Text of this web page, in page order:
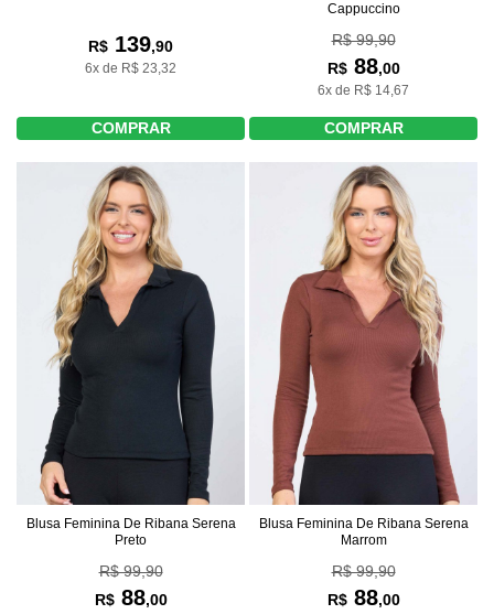
R$ 139,90
6x de R$ 23,32
COMPRAR
Cappuccino
R$ 99,90
R$88,00
6x de R$ 14,67
COMPRAR
Blusa Feminina De Ribana Serena
Preto
R$ 99,90
R$88,00
Blusa Feminina De Ribana Serena
Marrom
R$ 99,90
R$88,00